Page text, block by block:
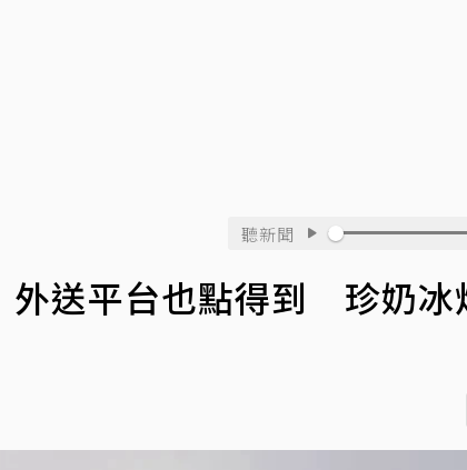
聽新聞
外送平台也點得到 珍奶冰